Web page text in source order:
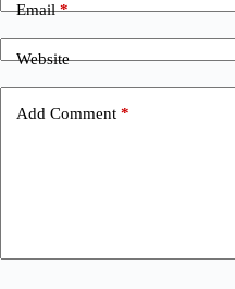
Email*
Website
Add Comment *